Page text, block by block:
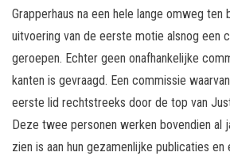
Grapperhaus na een hele lange omweg ten
uitvoering van de eerste motie alsnog een
geroepen. Echter geen onafhankelijke
kanten is gevraagd. Een commissie
eerste lid rechtstreeks door de top van
Deze twee personen werken bovendien al
zien is aan hun gezamenlijke publicaties en